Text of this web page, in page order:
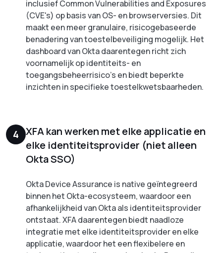
inclusief Common Vulnerabilities and Exposures
(CVE's) op basis van OS- en browserversies. Dit
maakt een meer granulaire, risicogebaseerde
benadering van toestelbeveiliging mogelijk. Het
dashboard van Okta daarentegen richt zich
voornamelijk op identiteits- en
toegangsbeheerrisico's en biedt beperkte
inzichten in specifieke toestelkwetsbaarheden.
4 XFA kan werken met elke applicatie en
elke identiteitsprovider (niet alleen
Okta SSO)
Okta Device Assurance is native geïntegreerd
binnen het Okta-ecosysteem, waardoor een
afhankelijkheid van Okta als identiteitsprovider
ontstaat. XFA daarentegen biedt naadloze
integratie met elke identiteitsprovider en elke
applicatie, waardoor het een flexibelere en